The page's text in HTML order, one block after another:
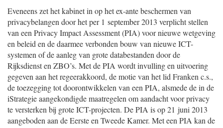
Eveneens zet het kabinet in op het ex-ante beschermen van
privacybelangen door het per 1 september 2013 verplicht stellen
van een Privacy Impact Assessment (PIA) voor nieuwe wetgeving
en beleid en de daarmee verbonden bouw van nieuwe ICT-
systemen of de aanleg van grote databestanden door de
Rijksdienst en ZBO’s. Met de PIA wordt invulling en uitvoering
gegeven aan het regeerakkoord, de motie van het lid Franken c.s.,
de toezegging tot doorontwikkelen van een PIA, alsmede de in de
iStrategie aangekondigde maatregelen om aandacht voor privacy
te versterken bij grote ICT-projecten. De PIA is op 21 juni 2013
aangeboden aan de Eerste en Tweede Kamer. Met een PIA kan de